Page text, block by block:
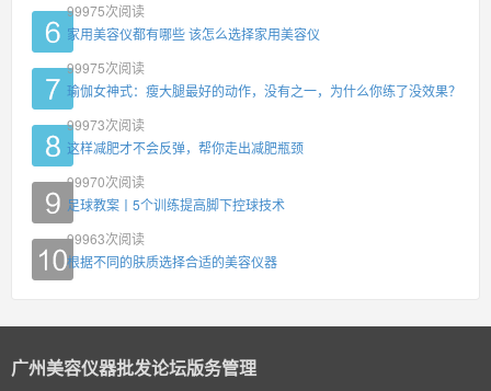
99975次阅读
家用美容仪都有哪些 该怎么选择家用美容仪
99975次阅读
瑜伽女神式：瘦大腿最好的动作，没有之一，为什么你练了没效果？
99973次阅读
这样减肥才不会反弹，帮你走出减肥瓶颈
99970次阅读
足球教案丨5个训练提高脚下控球技术
99963次阅读
根据不同的肤质选择合适的美容仪器
广州美容仪器批发论坛版务管理